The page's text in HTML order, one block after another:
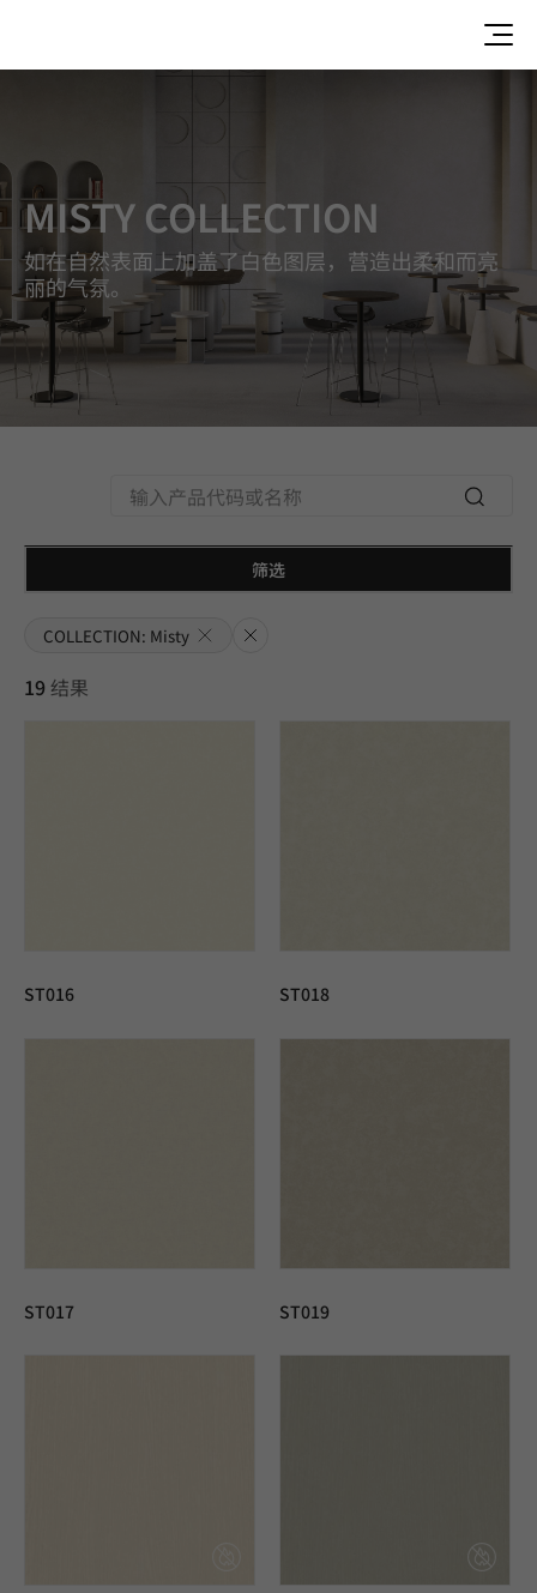
Misty, BENIF, BENIF Colors
MISTY COLLECTION
如在自然表面上加盖了白色图层，营造出柔和而亮
丽的气氛。
Searc
h
筛选
COLLECTION: Misty
Rese
19 结果
ST016 ST018
ST017 ST019